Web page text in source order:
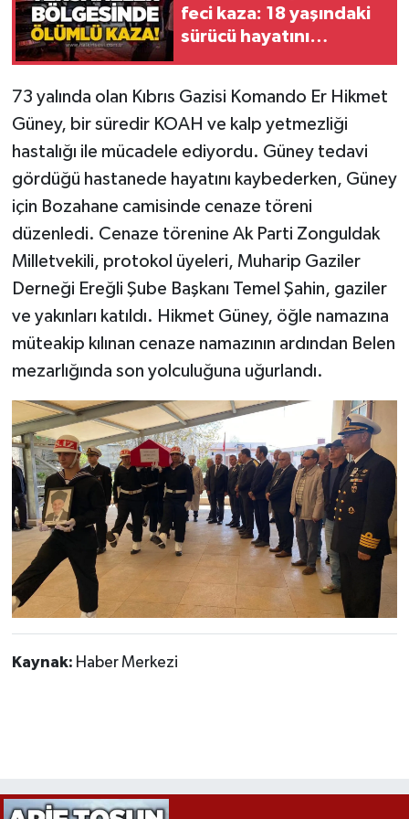
feci kaza: 18 yaşındaki
sürücü hayatını
73 yalında olan Kıbrıs Gazisi Komando Er Hikmet
Güney, bir süredir KOAH ve kalp yetmezliği
hastalığı ile mücadele ediyordu. Güney tedavi
gördüğü hastanede hayatını kaybederken, Güney
için Bozahane camisinde cenaze töreni
düzenledi. Cenaze törenine Ak Parti Zonguldak
Milletvekili, protokol üyeleri, Muharip Gaziler
Derneği Ereğli Şube Başkanı Temel Şahin, gaziler
ve yakınları katıldı. Hikmet Güney, öğle namazına
müteakip kılınan cenaze namazının ardından Belen
mezarlığında son yolculuğuna uğurlandı.
Kaynak: Haber Merkezi
Gökçebey
GÜNDEM
İş ilanı
Kilimli
Kültür - Sanat
MAGAZİN
Politika
Resmi İlan
Röportaj
Sağlık
SİYASET
Spor
Ulusal